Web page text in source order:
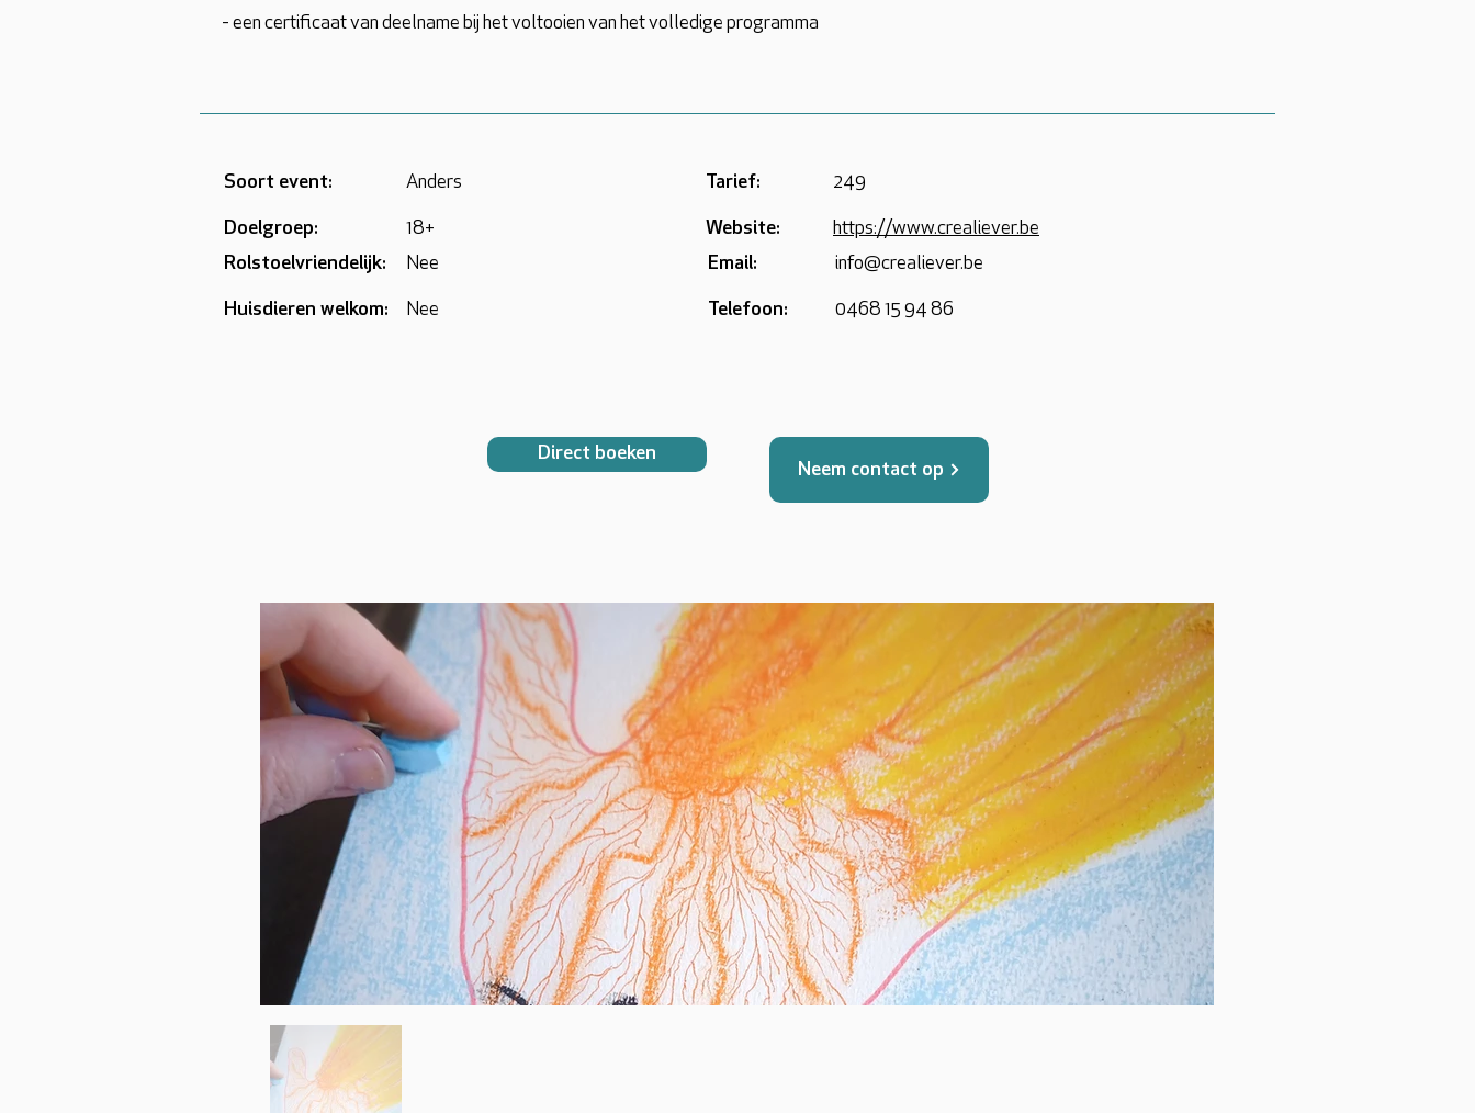
- een certificaat van deelname bij het voltooien van het volledige programma
Soort event: Anders
Doelgroep:
18+
Rolstoelvriendelijk:
Nee
Huisdieren welkom: Nee
Tarief: 249
Website:
https://www.crealiever.be
Email:
info@crealiever.be
Telefoon: 0468 15 94 86
Direct boeken
Neem contact op